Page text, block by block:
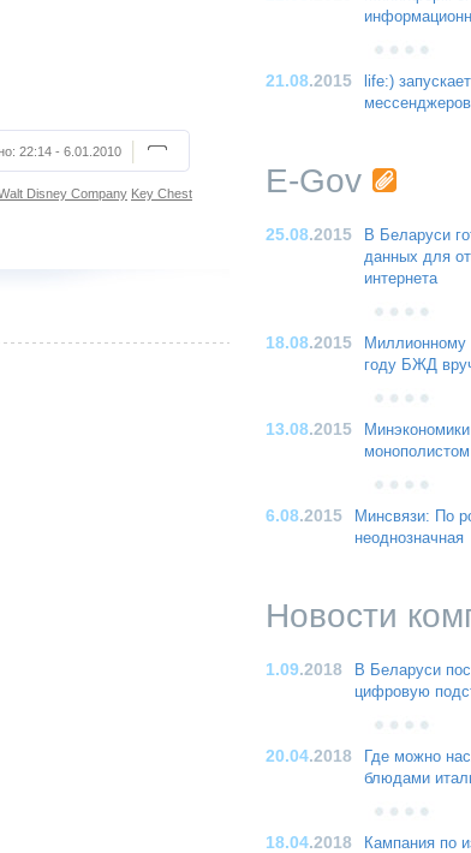
22:14 - 6.01.2010
Disney Company Key Chest
21.08.2015
life:)
E-Gov
25.08.2015
В Беларуси
данных для
интернета
18.08.2015
Миллионному
году БЖД
13.08.2015
монополистом
6.08.2015
Минсвязи: По
неоднозначная
Новости
1.09.2018
В Беларуси
цифровую
20.04.2018
Где можно
блюдами
18.04.2018
Кампания по